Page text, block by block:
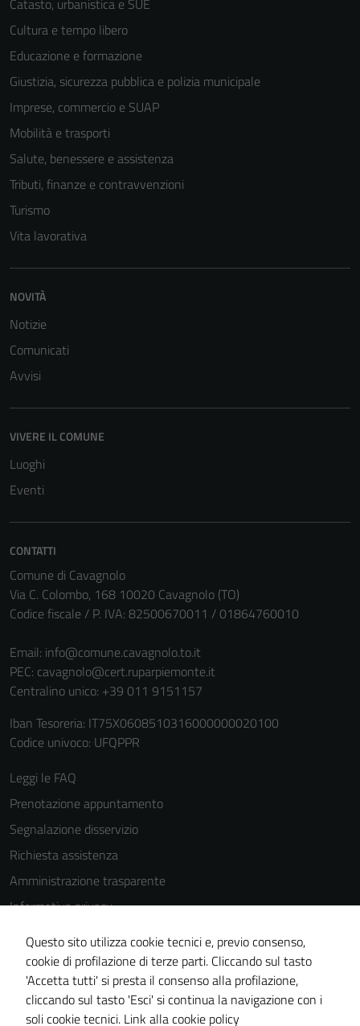
Catasto, urbanistica e SUE
Cultura e tempo libero
Educazione e formazione
Giustizia, sicurezza pubblica e polizia municipale
Imprese, commercio e SUAP
Mobilità e trasporti
Salute, benessere e assistenza
Tributi, finanze e contravvenzioni
Turismo
Vita lavorativa
NOVITÀ
Notizie
Comunicati
Avvisi
VIVERE IL COMUNE
Luoghi
Eventi
CONTATTI
Comune di Cavagnolo
Via C. Colombo, 168 10020 Cavagnolo (TO)
Codice fiscale / P. IVA: 82500670011 / 01864760010
Email: info@comune.cavagnolo.to.it
PEC: cavagnolo@cert.ruparpiemonte.it
Centralino unico: +39 011 9151157
Iban Tesoreria: IT75X0608510316000000020100
Codice univoco: UFQPPR
Leggi le FAQ
Prenotazione appuntamento
Segnalazione disservizio
Richiesta assistenza
Amministrazione trasparente
Informativa privacy
Cookie Policy
Note legali
Dichiarazione di accessibilità
Piano di miglioramento del sito
Questo sito utilizza cookie tecnici e, previo consenso,
cookie di profilazione di terze parti. Cliccando sul tasto
'Accetta tutti' si presta il consenso alla profilazione,
cliccando sul tasto 'Esci' si continua la navigazione con i
soli cookie tecnici. Link alla cookie policy